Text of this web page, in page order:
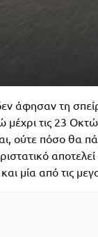
άφησαν τη
τις 23
ούτε πόσο θα
μία από τις